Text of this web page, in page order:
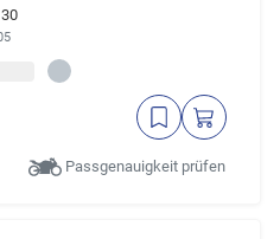
Passgenauigkeit prüfen